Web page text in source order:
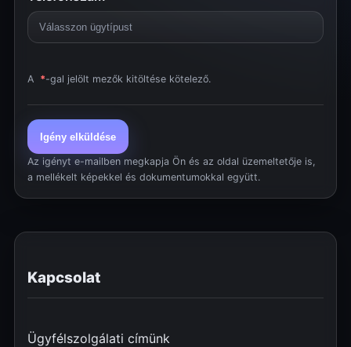
A *-gal jelölt mezők kitöltése kötelező.
Igény elküldése
Az igényt e-mailben megkapja Ön és az oldal üzemeltetője is,
a mellékelt képekkel és dokumentumokkal együtt.
Kapcsolat
Ügyfélszolgálati címünk